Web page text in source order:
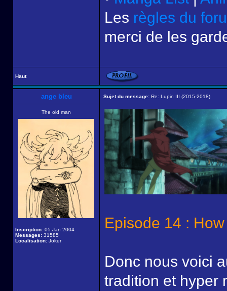
Les règles du
merci de les
Haut
ange bleu Sujet du message: Re: Lupin III (2015-2018)
The old man
Inscription: 05 Jan 2004
Messages: 31585
Localisation: Joker
Episode 14 :
Donc nous voici
tradition et hyper